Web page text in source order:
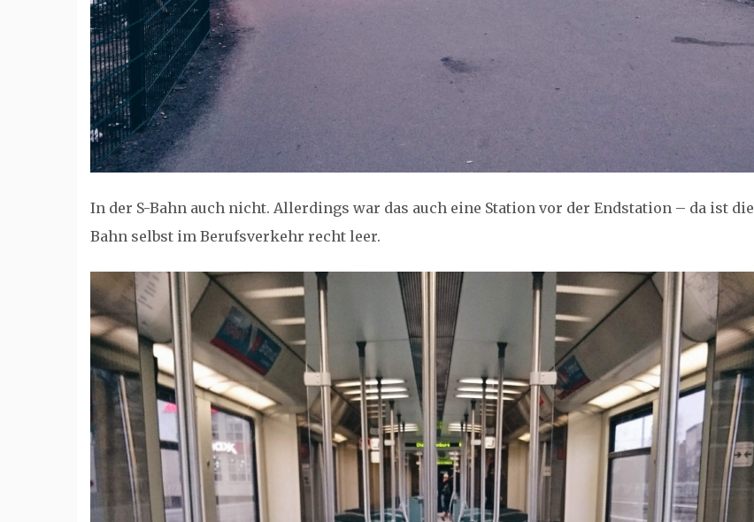
In der S-Bahn auch nicht. Allerdings war das auch eine Station vor der Endstation – da ist die
Bahn selbst im Berufsverkehr recht leer.